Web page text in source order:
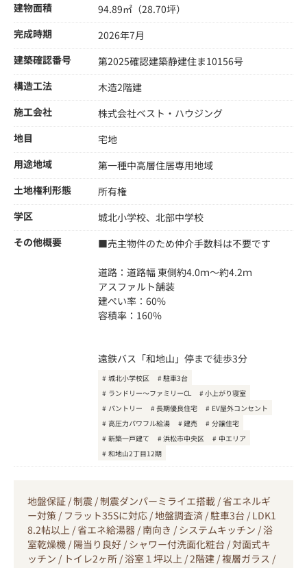
建物面積
94.89㎡（28.70坪）
完成時期
2026年7月
建築確認番号
第2025確認建築静建住ま10156号
構造工法
木造2階建
施工会社
株式会社ベスト・ハウジング
地目
宅地
用途地域
第一種中高層住居専用地域
土地権利形態
所有権
学区
城北小学校、北部中学校
その他概要
■売主物件のため仲介手数料は不要です
道路：道路幅 東側約4.0ｍ～約4.2ｍ
アスファルト舗装
建ぺい率：60%
容積率：160%
遠鉄バス「和地山」停まで徒歩3分
城北小学校区
駐車3台
ランドリー～ファミリーCL
小上がり寝室
パントリー
長期優良住宅
EV屋外コンセント
高圧力パワフル給湯
建売
分譲住宅
新築一戸建て
浜松市中央区
中エリア
和地山2丁目12期
地盤保証 / 制震 / 制震ダンパーミライエ搭載 / 省エネルギ
ー対策 / フラット35Sに対応 / 地盤調査済 / 駐車3台 / LDK1
8.2帖以上 / 省エネ給湯器 / 南向き / システムキッチン / 浴
室乾燥機 / 陽当り良好 / シャワー付洗面化粧台 / 対面式キ
ッチン / トイレ2ヶ所 / 浴室１坪以上 / 2階建 / 複層ガラス /